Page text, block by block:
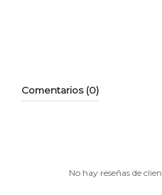
Comentarios (0)
No hay reseñas de